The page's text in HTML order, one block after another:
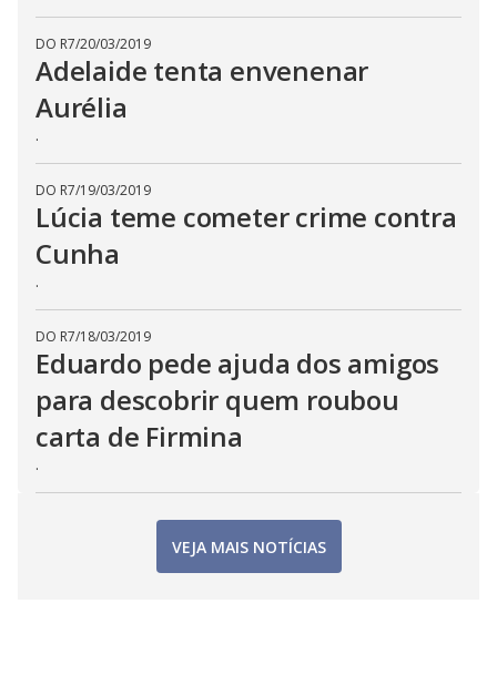
DO R7/20/03/2019
Adelaide tenta envenenar
Aurélia
.
DO R7/19/03/2019
Lúcia teme cometer crime contra
Cunha
.
DO R7/18/03/2019
Eduardo pede ajuda dos amigos
para descobrir quem roubou
carta de Firmina
.
VEJA MAIS NOTÍCIAS